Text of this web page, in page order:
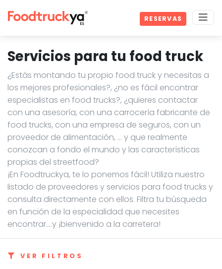
RESERVAS
Servicios para tu food truck
¿Estás montando tu propio food truck y necesitas a
los mejores profesionales?, ¿no es fácil encontrar
especialistas en food trucks?, ¿quieres contactar
con una asesoría, con una carrocería fabricante de
food trucks, con una empresa de seguros, con un
proveedor de alimentación, … y que realmente
conozcan a fondo el mundo y las características
propias del streetfood?
¡En Foodtruckya, te lo ponemos fácil! Utiliza nuestro
listado de proveedores y servicios para food trucks y
consulta directamente con ellos. Filtra tu búsqueda
en función de la especialidad que necesites
encontrar....y ¡bienvenido a la carretera!
VER FILTROS